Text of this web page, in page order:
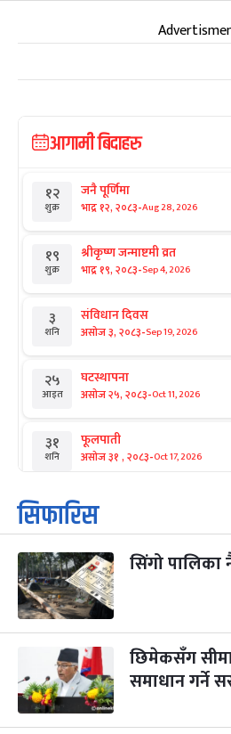
आगामी बिदाहरु
१२
शुक्र
जनै पूर्णिमा
भाद्र १२, २०८३-Aug 28, 2026
१९
शुक्र
श्रीकृष्ण जन्माष्टमी व्रत
भाद्र १९, २०८३-Sep 4, 2026
३
शनि
संविधान दिवस
असोज ३, २०८३-Sep 19, 2026
२५
आइत
घटस्थापना
असोज २५, २०८३-Oct 11, 2026
३१
शनि
फूलपाती
असोज ३१ , २०८३-Oct 17, 2026
१
आइत
कार्तिक सङ्क्रान्ति
कार्तिक १, २०८३
३
मंगल
महानवमी
कार्तिक ३, २०८३
४
कार्तिक ४, २०८३ -Oct 21, 2026
५
बिहि
पापा‌ङ्कुशा एकादशी व्रत
कार्तिक ५, २०८३
सिफारिस
सिंगो पालिका
छिमेकसँग
समाधान गर्ने